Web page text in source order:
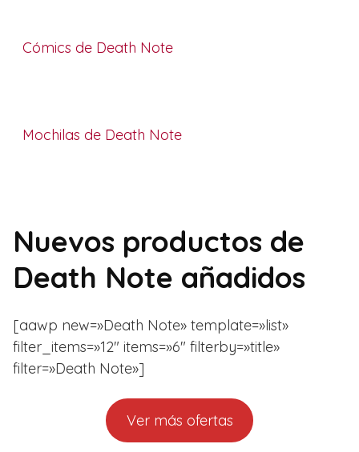
Cómics de Death Note
Mochilas de Death Note
Nuevos productos de
Death Note añadidos
[aawp new=»Death Note» template=»list»
filter_items=»12″ items=»6″ filterby=»title»
filter=»Death Note»]
Ver más ofertas